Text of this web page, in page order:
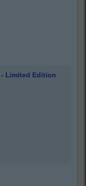
Limited Edition